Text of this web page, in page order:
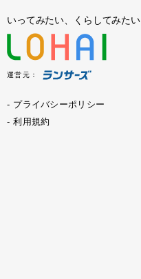
いってみたい、くらしてみたい
運営元：
プライバシーポリシー
利用規約